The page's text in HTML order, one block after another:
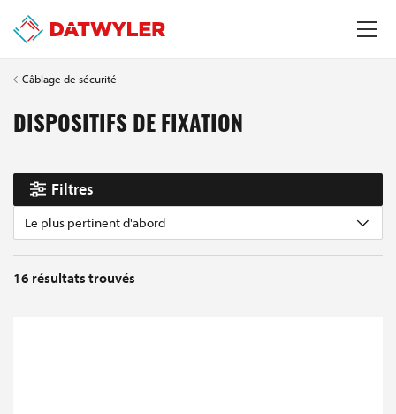
Câblage de sécurité
DISPOSITIFS DE FIXATION
Filtres
Le plus pertinent d'abord
16 résultats trouvés